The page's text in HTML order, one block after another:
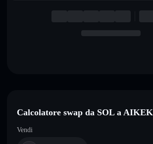
Calcolatore swap da SOL a AIKEK
Vendi